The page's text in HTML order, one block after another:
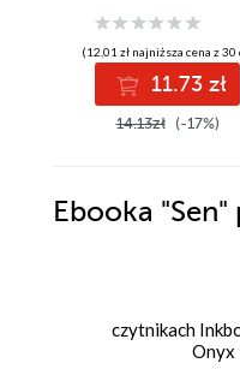
(12,01 zł najniższa cena z 30
11.73 zł
14.13zł (-17%)
Ebooka "Sen"
czytnikach
Onyx